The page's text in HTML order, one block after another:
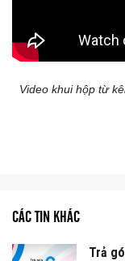
Video khui hộp từ
CÁC TIN KHÁC
Trả